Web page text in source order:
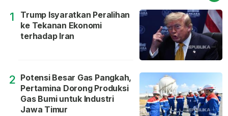
1
Trump Isyaratkan Peralihan
ke Tekanan Ekonomi
terhadap Iran
2 Potensi Besar Gas Pangkah,
Pertamina Dorong Produksi
Gas Bumi untuk Industri
Jawa Timur